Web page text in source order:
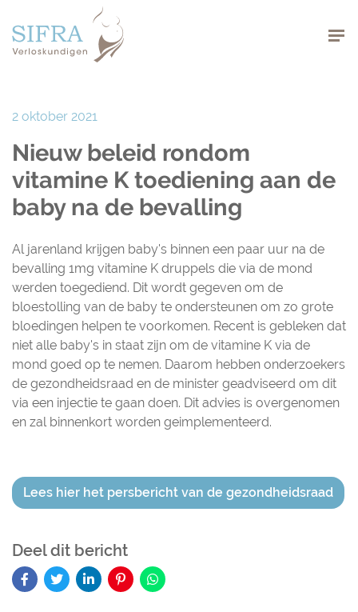
2 oktober 2021
Nieuw beleid rondom
vitamine K toediening aan de
baby na de bevalling
Al jarenland krijgen baby's binnen een paar uur na de
bevalling 1mg vitamine K druppels die via de mond
werden toegediend. Dit wordt gegeven om de
bloestolling van de baby te ondersteunen om zo grote
bloedingen helpen te voorkomen. Recent is gebleken dat
niet alle baby's in staat zijn om de vitamine K via de
mond goed op te nemen. Daarom hebben onderzoekers
de gezondheidsraad en de minister geadviseerd om dit
via een injectie te gaan doen. Dit advies is overgenomen
en zal binnenkort worden geimplementeerd.
Lees hier het persbericht van de gezondheidsraad
Deel dit bericht